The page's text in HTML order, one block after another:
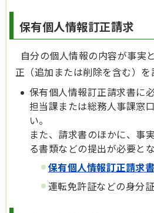
保有個人情報訂正請求
自分の個人情報の内容が事実
正（追加または削除を含む）を
保有個人情報訂正請求書に
担当課または総務人事課窓
い。
また、請求書のほかに、事
る書類などの提出が必要とな
保有個人情報訂正請求書
運転免許証などの身分